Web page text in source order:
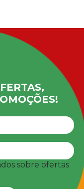
sobre ofertas